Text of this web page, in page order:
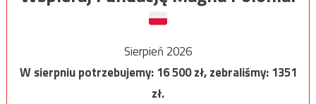
Sierpień 2026
W sierpniu potrzebujemy:16 500zł, zebraliśmy:1351
zł.